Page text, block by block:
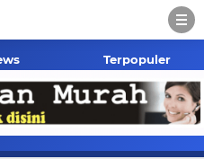
Terpopuler